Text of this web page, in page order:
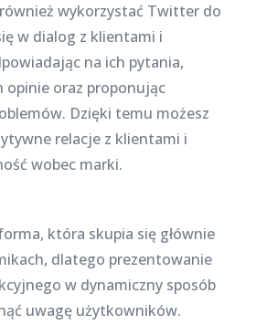
wykorzystać Twitter do
w dialog z klientami i
na ich pytania,
opinie oraz proponując
Dzięki temu możesz
relacje z klientami i
wobec marki.
która skupia się głównie
dlatego prezentowanie
w dynamiczny sposób
uwagę użytkowników.